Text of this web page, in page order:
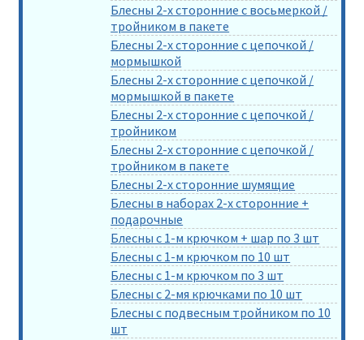
Блесны 2-х сторонние с восьмеркой /
тройником в пакете
Блесны 2-х сторонние с цепочкой /
мормышкой
Блесны 2-х сторонние с цепочкой /
мормышкой в пакете
Блесны 2-х сторонние с цепочкой /
тройником
Блесны 2-х сторонние с цепочкой /
тройником в пакете
Блесны 2-х сторонние шумящие
Блесны в наборах 2-х сторонние +
подарочные
Блесны с 1-м крючком + шар по 3 шт
Блесны с 1-м крючком по 10 шт
Блесны с 1-м крючком по 3 шт
Блесны с 2-мя крючками по 10 шт
Блесны с подвесным тройником по 10
шт